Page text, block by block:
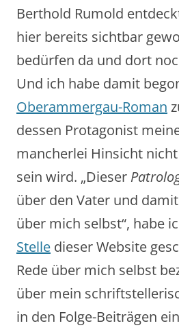
Berthold Rumold
hier bereits sichtbar
bedürfen da und dort
Und ich habe damit
Oberammergau-Roman
dessen Protagonist
mancherlei Hinsicht
sein wird. „Dieser
über den Vater und
über mich selbst“, habe
Stelle dieser Website
Rede über mich selbst
über mein
in den Folge-Beiträgen